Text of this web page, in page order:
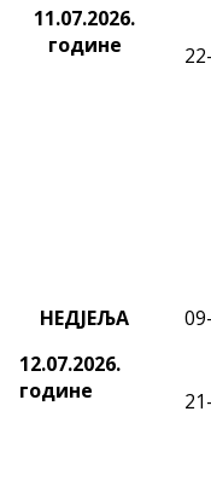
11.07.2026.
године
НЕДЈЕЉА
12.07.2026.
године
09